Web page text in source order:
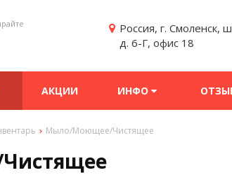
Россия, г. Смоленск,
д. 6-Г, офис 18
АКЦИИ ИНФО
Мыло/Моющее/Чистящее